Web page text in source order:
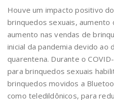
Houve um impacto positivo
brinquedos sexuais,
aumento nas vendas de
inicial da pandemia devido ao
quarentena. Durante o
para brinquedos sexuais
brinquedos movidos a
como teledildônicos, para